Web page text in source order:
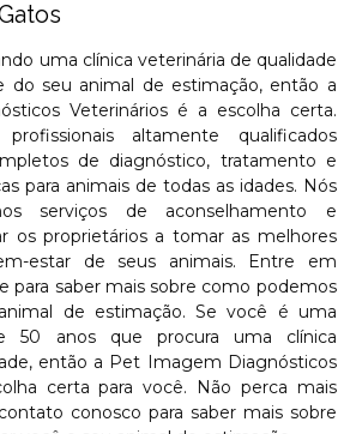
uma clínica veterinária de qualidade
do seu animal de estimação, então a
Veterinários é a escolha certa.
altamente qualificados
de diagnóstico, tratamento e
para animais de todas as idades. Nós
serviços de aconselhamento e
os proprietários a tomar as melhores
estar de seus animais. Entre em
para saber mais sobre como podemos
de estimação. Se você é uma
50 anos que procura uma clínica
então a Pet Imagem Diagnósticos
certa para você. Não perca mais
conosco para saber mais sobre